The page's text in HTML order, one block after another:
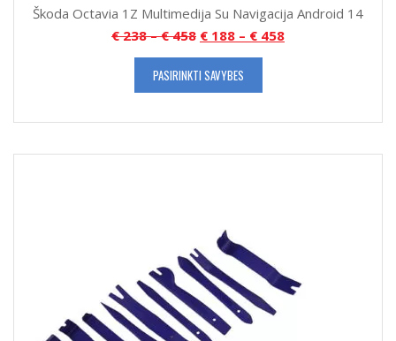
Škoda Octavia 1Z Multimedija Su Navigacija Android 14
€238–€458 € 188 – € 458
PASIRINKTI SAVYBES